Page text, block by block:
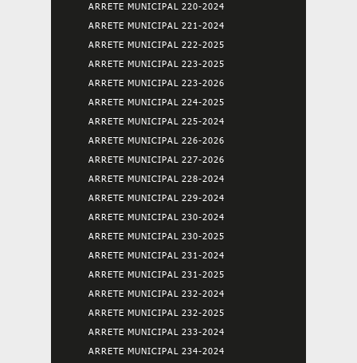
ARRETE MUNICIPAL 220-2024
ARRETE MUNICIPAL 221-2024
ARRETE MUNICIPAL 222-2025
ARRETE MUNICIPAL 223-2025
ARRETE MUNICIPAL 223-2026
ARRETE MUNICIPAL 224-2025
ARRETE MUNICIPAL 225-2024
ARRETE MUNICIPAL 226-2026
ARRETE MUNICIPAL 227-2026
ARRETE MUNICIPAL 228-2024
ARRETE MUNICIPAL 229-2024
ARRETE MUNICIPAL 230-2024
ARRETE MUNICIPAL 230-2025
ARRETE MUNICIPAL 231-2024
ARRETE MUNICIPAL 231-2025
ARRETE MUNICIPAL 232-2024
ARRETE MUNICIPAL 232-2025
ARRETE MUNICIPAL 233-2024
ARRETE MUNICIPAL 234-2024